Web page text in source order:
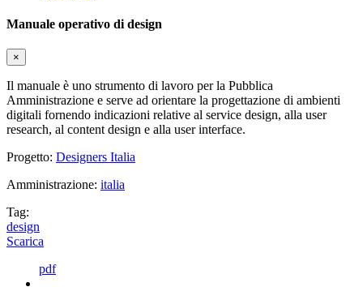
Manuale operativo di design
×
Il manuale è uno strumento di lavoro per la Pubblica
Amministrazione e serve ad orientare la progettazione di ambienti
digitali fornendo indicazioni relative al service design, alla user
research, al content design e alla user interface.
Progetto: Designers Italia
Amministrazione: italia
Tag:
design
Scarica
pdf